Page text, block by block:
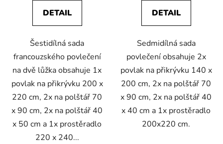
DETAIL
Šestidílná sada
francouzského povlečení
na dvě lůžka obsahuje 1x
povlak na přikrývku 200 x
220 cm, 2x na polštář 70
x 90 cm, 2x na polštář 40
x 50 cm a 1x prostěradlo
220 x 240...
DETAIL
Sedmidílná sada
povlečení obsahuje 2x
povlak na přikrývku 140 x
200 cm, 2x na polštář 70
x 90 cm, 2x na polštář 40
x 40 cm a 1x prostěradlo
200x220 cm.